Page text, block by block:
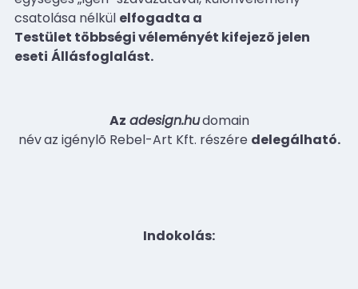
csatolása nélkül elfogadta a
Testület többségi véleményét kifejezõ jelen
eseti Állásfoglalást.
Az adesign.hudomain
névaz igénylõ Rebel-Art Kft. részére delegálható.
Indokolás: